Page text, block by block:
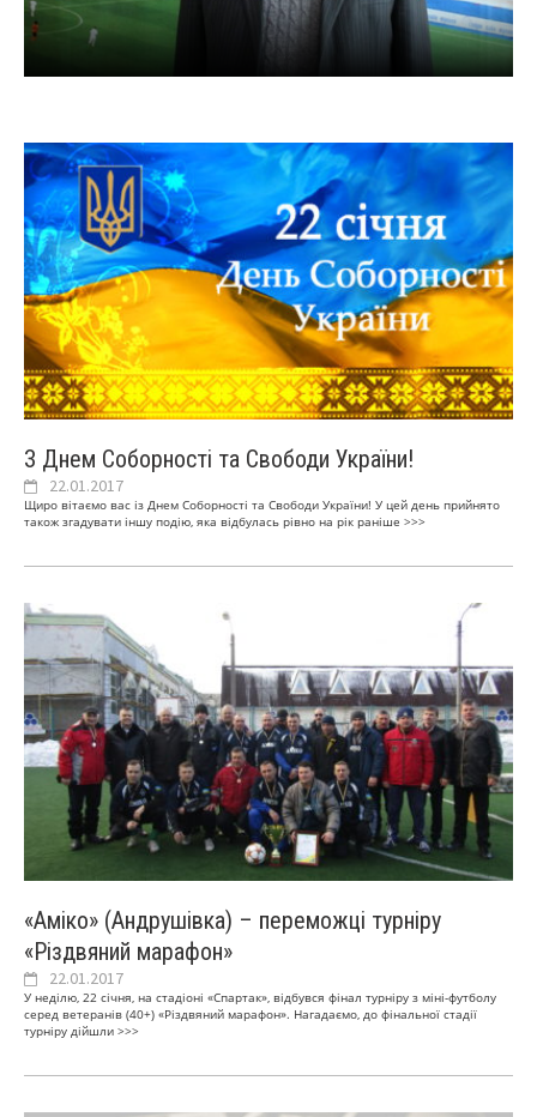
З днем народження!
З днем народження!
З днем народження!
області сезону 2026!
З Днем Соборності та Свободи України!
22.01.2017
Щиро вітаємо вас із Днем Соборності та Свободи України! У цей день прийнято
також згадувати іншу подію, яка відбулась рівно на рік раніше >>>
«Аміко» (Андрушівка) – переможці турніру
«Різдвяний марафон»
22.01.2017
У неділю, 22 січня, на стадіоні «Спартак», відбувся фінал турніру з міні-футболу
серед ветеранів (40+) «Різдвяний марафон». Нагадаємо, до фінальної стадії
турніру дійшли >>>